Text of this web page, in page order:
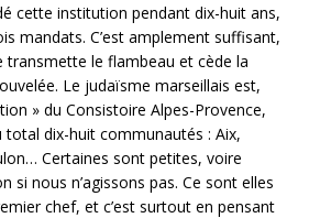
cette institution pendant dix-huit ans,
mandats. C’est amplement suffisant,
le flambeau et cède la
Le judaïsme marseillais est,
» du Consistoire Alpes-Provence,
dix-huit communautés : Aix,
Certaines sont petites, voire
si nous n’agissons pas. Ce sont elles
chef, et c’est surtout en pensant